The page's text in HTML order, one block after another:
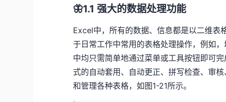
🦋1.1 强大的数据处理功能
Excel中，所有的数据、信息都是以二维表
于日常工作中常用的表格处理操作，例如
中均只需简单地通过菜单或工具按钮即可
式的自动套用、自动更正、拼写检查、审
和管理各种表格，如图1-21所示。